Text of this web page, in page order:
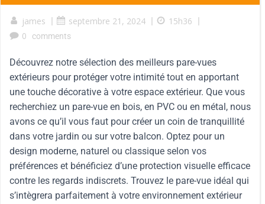
james | septembre 21, 2024 | 15h36 |
0
comments
Découvrez notre sélection des meilleurs pare-vues
extérieurs pour protéger votre intimité tout en apportant
une touche décorative à votre espace extérieur. Que vous
recherchiez un pare-vue en bois, en PVC ou en métal, nous
avons ce qu’il vous faut pour créer un coin de tranquillité
dans votre jardin ou sur votre balcon. Optez pour un
design moderne, naturel ou classique selon vos
préférences et bénéficiez d’une protection visuelle efficace
contre les regards indiscrets. Trouvez le pare-vue idéal qui
s’intègrera parfaitement à votre environnement extérieur